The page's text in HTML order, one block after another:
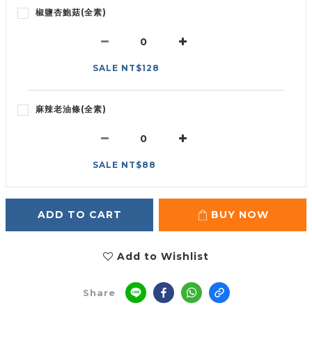
椒鹽杏鮑菇(全素)
SALE NT$128
麻辣老油條(全素)
SALE NT$88
ADD TO CART BUY NOW
Add to Wishlist
Share